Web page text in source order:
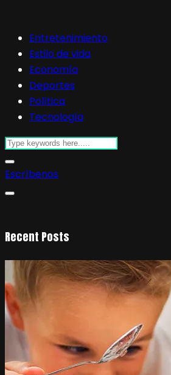
Entretenimiento
Estilo de vida
Economía
Deportes
Política
Tecnología
Escríbenos
Recent Posts